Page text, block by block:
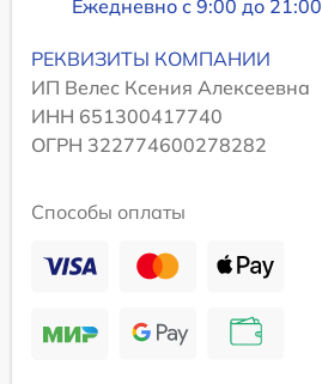
Ежедневно с 9:00 до 21:00
РЕКВИЗИТЫ КОМПАНИИ
ИП Велес Ксения Алексеевна
ИНН 651300417740
ОГРН 322774600278282
Способы оплаты